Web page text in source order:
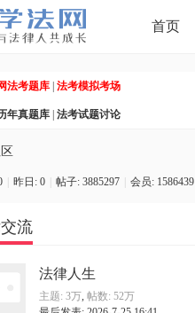
首页
法考题库 法考模拟考场
年真题库 法考试题讨论
区
昨日: 0 帖子: 3885297 会员: 1586439
流
法律人生
主题: 3万, 帖数: 52万